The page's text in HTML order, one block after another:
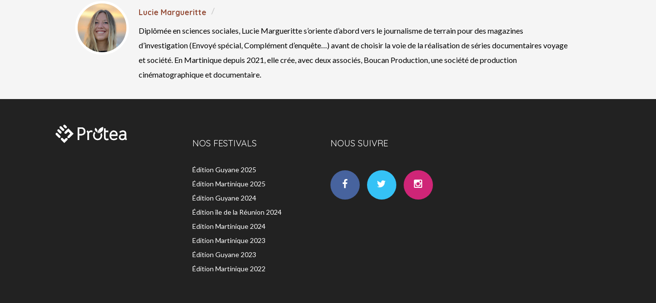
Lucie Margueritte
Diplômée en sciences sociales, Lucie Margueritte s’oriente d’abord vers le journalisme de terrain pour des magazines
d’investigation (Envoyé spécial, Complément d’enquête…) avant de choisir la voie de la réalisation de séries documentaires voyage
et société. En Martinique depuis 2021, elle crée, avec deux associés, Boucan Production, une société de production
cinématographique et documentaire.
NOS FESTIVALS
Édition Guyane 2025
Édition Martinique 2025
Édition Guyane 2024
Édition île de la Réunion 2024
Edition Martinique 2024
Edition Martinique 2023
Édition Guyane 2023
Édition Martinique 2022
NOUS SUIVRE